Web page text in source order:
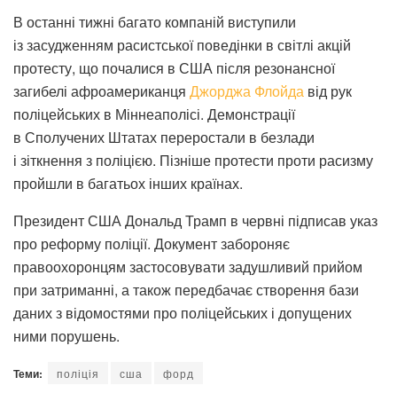
В останні тижні багато компаній виступили
із засудженням расистської поведінки в світлі акцій
протесту, що почалися в США після резонансної
загибелі афроамериканця Джорджа Флойда від рук
поліцейських в Міннеаполісі. Демонстрації
в Сполучених Штатах переростали в безлади
і зіткнення з поліцією. Пізніше протести проти расизму
пройшли в багатьох інших країнах.
Президент США Дональд Трамп в червні підписав указ
про реформу поліції. Документ забороняє
правоохоронцям застосовувати задушливий прийом
при затриманні, а також передбачає створення бази
даних з відомостями про поліцейських і допущених
ними порушень.
Теми: поліція сша форд